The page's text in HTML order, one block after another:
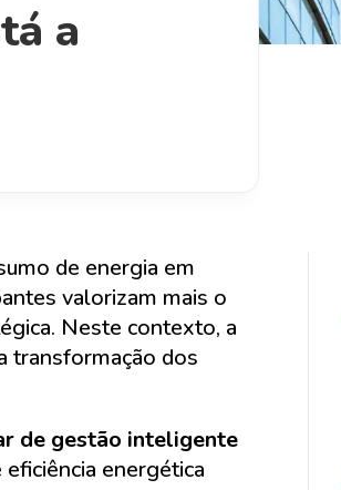
a
de energia em
valorizam mais o
Neste contexto, a
transformação dos
de gestão inteligente
energética